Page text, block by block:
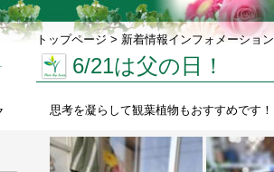
トップページ > 新着情報インフォメーション
6/21は父の日！
思考を凝らして観葉植物もおすすめです！